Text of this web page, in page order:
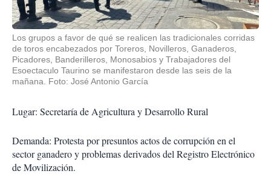
Los grupos a favor de qué se realicen las tradicionales corridas
de toros encabezados por Toreros, Novilleros, Ganaderos,
Picadores, Banderilleros, Monosabios y Trabajadores del
Esoectaculo Taurino se manifestaron desde las seis de la
mañana. Foto: José Antonio García
Lugar: Secretaría de Agricultura y Desarrollo Rural
Demanda: Protesta por presuntos actos de corrupción en el
sector ganadero y problemas derivados del Registro Electrónico
de Movilización.